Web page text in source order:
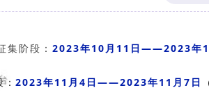
集阶段： 2023年10月11日——2023年
：2023年11月4日——2023年11月7日